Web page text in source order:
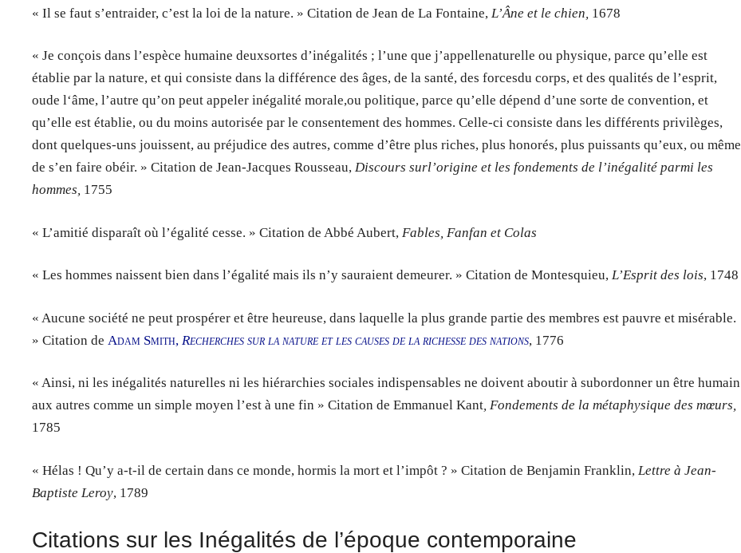
« Il se faut s’entraider, c’est la loi de la nature. » Citation de Jean de La Fontaine, L’Âne et le chien, 1678
« Je conçois dans l’espèce humaine deuxsortes d’inégalités ; l’une que j’appellenaturelle ou physique, parce qu’elle est
établie par la nature, et qui consiste dans la différence des âges, de la santé, des forcesdu corps, et des qualités de l’esprit,
oude l‘âme, l’autre qu’on peut appeler inégalité morale,ou politique, parce qu’elle dépend d’une sorte de convention, et
qu’elle est établie, ou du moins autorisée par le consentement des hommes. Celle-ci consiste dans les différents privilèges,
dont quelques-uns jouissent, au préjudice des autres, comme d’être plus riches, plus honorés, plus puissants qu’eux, ou même
de s’en faire obéir. » Citation de Jean-Jacques Rousseau,Discours surl’origine et les fondements de l’inégalité parmi les
hommes, 1755
« L’amitié disparaît où l’égalité cesse. » Citation de Abbé Aubert, Fables, Fanfan et Colas
« Les hommes naissent bien dans l’égalité mais ils n’y sauraient demeurer. » Citation de Montesquieu,L’Esprit des lois, 1748
« Aucune société ne peut prospérer et être heureuse, dans laquelle la plus grande partie des membres est pauvre et misérable.
» Citation de Adam Smith, Recherches sur la nature et les causes de la richesse des nations, 1776
« Ainsi, ni les inégalités naturelles ni les hiérarchies sociales indispensables ne doivent aboutir à subordonner un être humain
aux autres comme un simple moyen l’est à une fin » Citation de Emmanuel Kant, Fondements de la métaphysique des mœurs,
1785
« Hélas ! Qu’y a-t-il de certain dans ce monde, hormis la mort et l’impôt ? » Citation de Benjamin Franklin, Lettre à Jean-
Baptiste Leroy, 1789
Citations sur les Inégalités de l’époque contemporaine